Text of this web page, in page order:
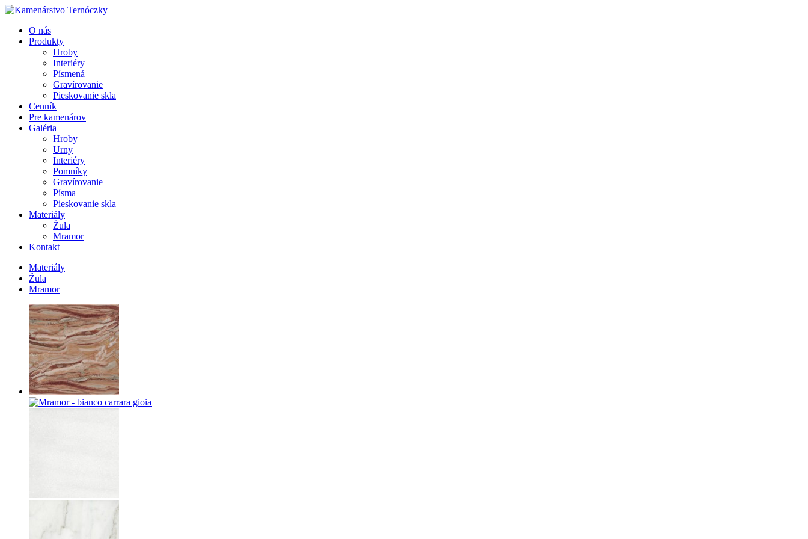
O nás
Produkty
Hroby
Interiéry
Písmená
Gravírovanie
Pieskovanie skla
Cenník
Pre kamenárov
Galéria
Hroby
Urny
Interiéry
Pomníky
Gravírovanie
Písma
Pieskovanie skla
Materiály
Žula
Mramor
Kontakt
Materiály
Žula
Mramor